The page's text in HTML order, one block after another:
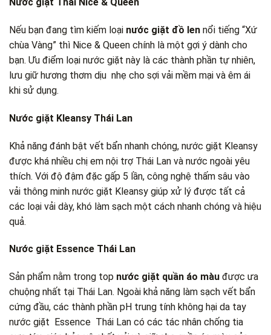
Nếu bạn đang tìm kiếm loại nước giặt đồ len nổi tiếng “Xứ
chùa Vàng” thì Nice & Queen chính là một gợi ý dành cho
bạn. Ưu điểm loại nước giặt này là các thành phần tự nhiên,
lưu giữ hương thơm dịu nhẹ cho sợi vải mềm mại và êm ái
khi sử dụng.
Nước giặt Kleansy Thái Lan
Khả năng đánh bật vết bẩn nhanh chóng, nước giặt Kleansy
được khá nhiều chị em nội trợ Thái Lan và nước ngoài yêu
thích. Với độ đậm đặc gấp 5 lần, công nghệ thấm sâu vào
vải thông minh nước giặt Kleansy giúp xử lý được tất cả
các loại vải dày, khó làm sạch một cách nhanh chóng và hiệu
quả.
Nước giặt Essence Thái Lan
Sản phẩm nằm trong top nước giặt quần áo màu được ưa
chuộng nhất tại Thái Lan. Ngoài khả năng làm sạch vết bẩn
cứng đầu, các thành phần pH trung tính không hại da tay
nước giặt Essence Thái Lan có các tác nhân chống tia